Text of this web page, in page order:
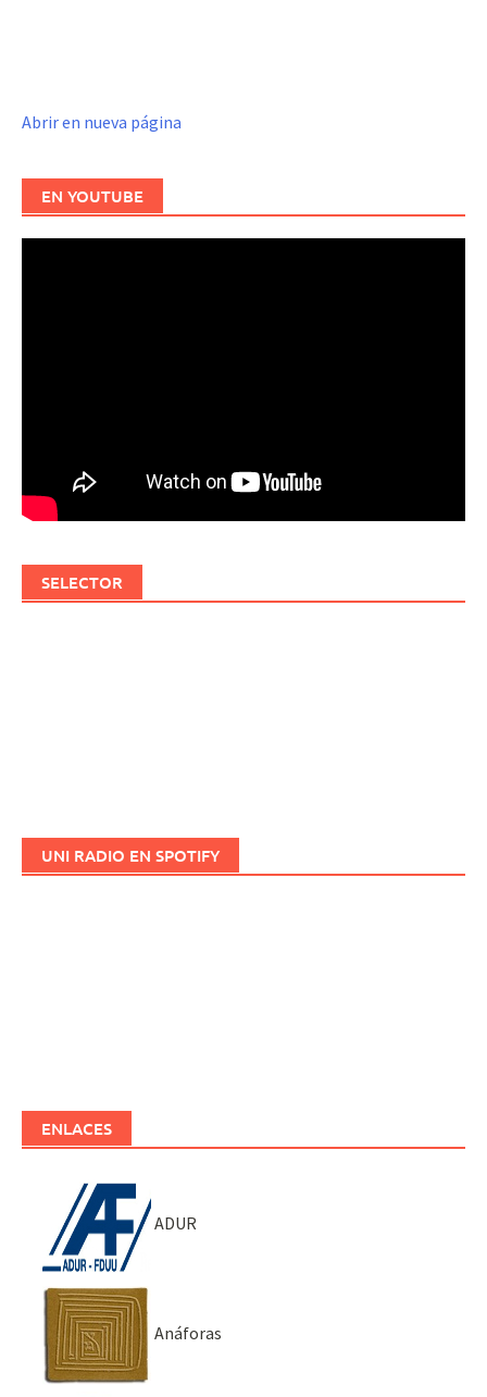
Abrir en nueva página
EN YOUTUBE
SELECTOR
UNI RADIO EN SPOTIFY
ENLACES
ADUR
Anáforas